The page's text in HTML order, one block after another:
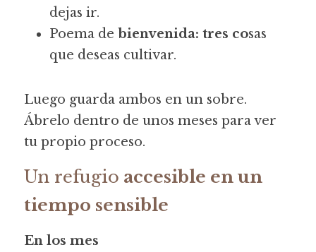
dejas ir.
Poema de bienvenida: tres cosas
que deseas cultivar.
Luego guarda ambos en un sobre.
Ábrelo dentro de unos meses para ver
tu propio proceso.
Un refugio accesible en un
tiempo sensible
En los mes